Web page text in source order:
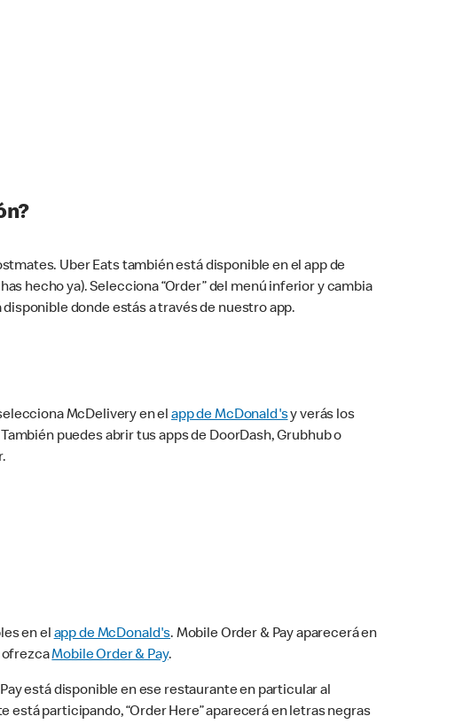
Uber Eats también está disponible en el app de
hecho ya). Selecciona “Order” del menú inferior y cambia
disponible donde estás a través de nuestro app.
McDelivery en elapp de McDonald'sy verás los
puedes abrir tus apps de DoorDash, Grubhub o
en elapp de McDonald's. Mobile Order & Pay aparecerá en
ofrezcaMobile Order & Pay.
está disponible en ese restaurante en particular al
participando, “Order Here” aparecerá en letras negras